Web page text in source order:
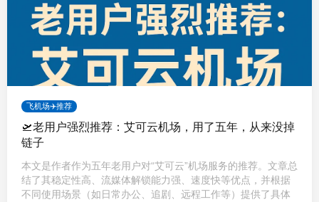
飞机场✈️推荐
🛫老用户强烈推荐：艾可云机场，用了五年，从来没掉
链子
本文是作者作为五年老用户对“艾可云”机场服务的推荐。文章总
结了其稳定性高、流媒体解锁能力强、速度快等优点，并根据
不同使用场景（如日常办公、追剧、远程工作等）提供了具体